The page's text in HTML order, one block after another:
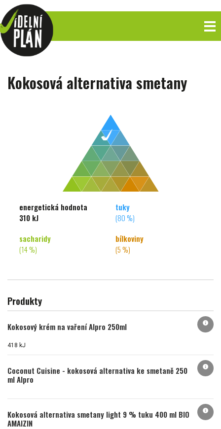
Kokosová alternativa smetany
energetická hodnota
310 kJ
tuky
(80 %)
sacharidy
(14 %)
bílkoviny
(5 %)
Produkty
Kokosový krém na vaření Alpro 250ml
418 kJ
info
Coconut Cuisine - kokosová alternativa ke smetaně 250
ml Alpro
info
Kokosová alternativa smetany light 9 % tuku 400 ml BIO
AMAIZIN
info